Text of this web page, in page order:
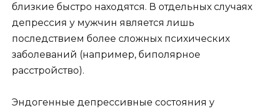
близкие быстро находятся. В отдельных случаях
депрессия у мужчин является лишь
последствием более сложных психических
заболеваний (например, биполярное
расстройство).
Эндогенные депрессивные состояния у